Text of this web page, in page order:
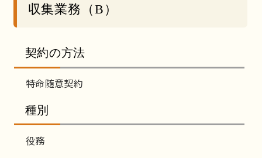
収集業務（B）
契約の方法
特命随意契約
種別
役務